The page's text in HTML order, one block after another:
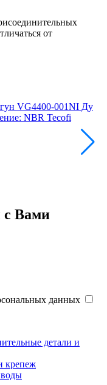
от
VG4400-001NI Ду
NBR Tecofi
с Вами
данных
детали и
крепеж